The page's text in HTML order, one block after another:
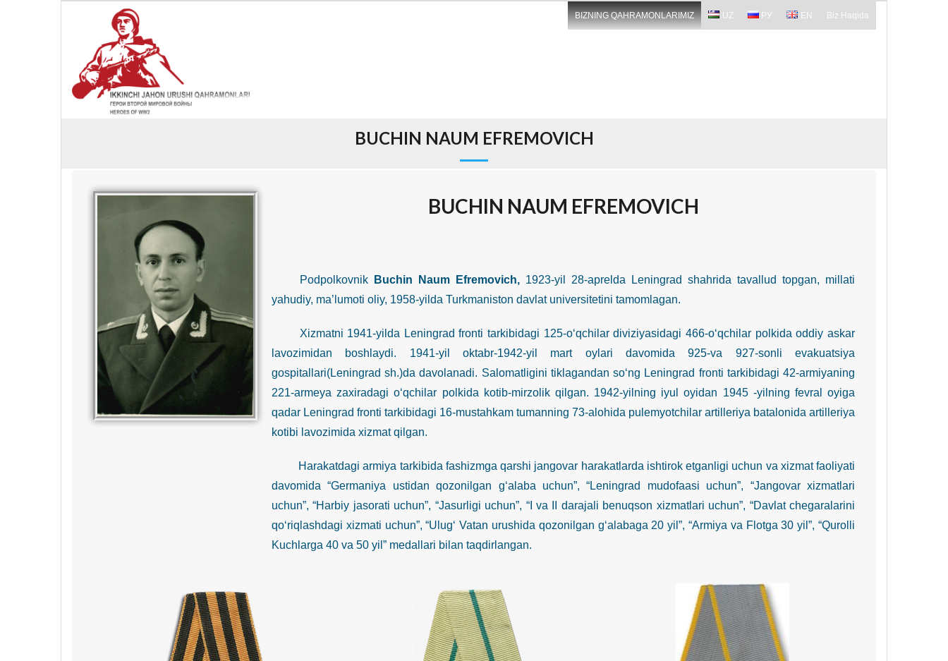
BIZNING QAHRAMONLARIMIZ UZ РУ EN Biz Haqida
BUCHIN NAUM EFREMOVICH
BUCHIN NAUM EFREMOVICH
Podpolkovnik Buchin Naum Efremovich, 1923-yil 28-aprelda Leningrad shahrida tavallud topgan, millati
yahudiy, ma’lumoti oliy, 1958-yilda Turkmaniston davlat universitetini tamomlagan.
Xizmatni 1941-yilda Leningrad fronti tarkibidagi 125-o‘qchilar diviziyasidagi 466-o‘qchilar polkida oddiy askar
lavozimidan boshlaydi. 1941-yil oktabr-1942-yil mart oylari davomida 925-va 927-sonli evakuatsiya
gospitallari(Leningrad sh.)da davolanadi. Salomatligini tiklagandan so‘ng Leningrad fronti tarkibidagi 42-armiyaning
221-armeya zaxiradagi o‘qchilar polkida kotib-mirzolik qilgan. 1942-yilning iyul oyidan 1945 -yilning fevral oyiga
qadar Leningrad fronti tarkibidagi 16-mustahkam tumanning 73-alohida pulemyotchilar artilleriya batalonida artilleriya
kotibi lavozimida xizmat qilgan.
Harakatdagi armiya tarkibida fashizmga qarshi jangovar harakatlarda ishtirok etganligi uchun va xizmat faoliyati
davomida “Germaniya ustidan qozonilgan g‘alaba uchun”, “Leningrad mudofaasi uchun”, “Jangovar xizmatlari
uchun”, “Harbiy jasorati uchun”, “Jasurligi uchun”, “I va II darajali benuqson xizmatlari uchun”, “Davlat chegaralarini
qo‘riqlashdagi xizmati uchun”, “Ulug‘ Vatan urushida qozonilgan g‘alabaga 20 yil”, “Armiya va Flotga 30 yil”, “Qurolli
Kuchlarga 40 va 50 yil” medallari bilan taqdirlangan.